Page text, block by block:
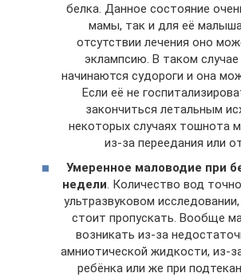
белка. Данное состояние
мамы, так и для её
отсутствии лечения оно
эклампсию. В таком
начинаются судороги и она
Если её не
закончиться летальным
некоторых случаях тошнота
из-за переедания или
Умеренное маловодие при
недели. Количество вод
ультразвуковом
стоит пропускать. Вообще
возникать из-за
амниотической жидкости, из-
ребёнка или же при